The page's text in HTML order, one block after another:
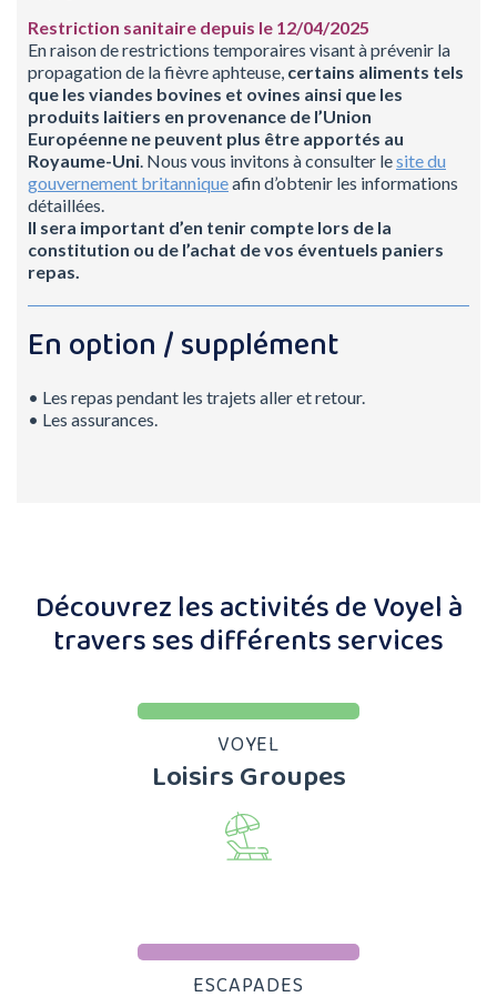
Restriction sanitaire depuis le 12/04/2025
En raison de restrictions temporaires visant à prévenir la
propagation de la fièvre aphteuse, certains aliments tels
que les viandes bovines et ovines ainsi que les
produits laitiers en provenance de l’Union
Européenne ne peuvent plus être apportés au
Royaume-Uni . Nous vous invitons à consulter lesite du
gouvernement britanniqueafin d’obtenir les informations
détaillées.
Il sera important d’en tenir compte lors de la
constitution ou de l’achat de vos éventuels paniers
repas.
En option / supplément
• Les repas pendant les trajets aller et retour.
• Les assurances.
Découvrez les activités de Voyel à
travers ses différents services
VOYEL
Loisirs Groupes
ESCAPADES